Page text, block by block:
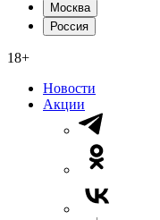
Москва
Россия
18+
Новости
Акции